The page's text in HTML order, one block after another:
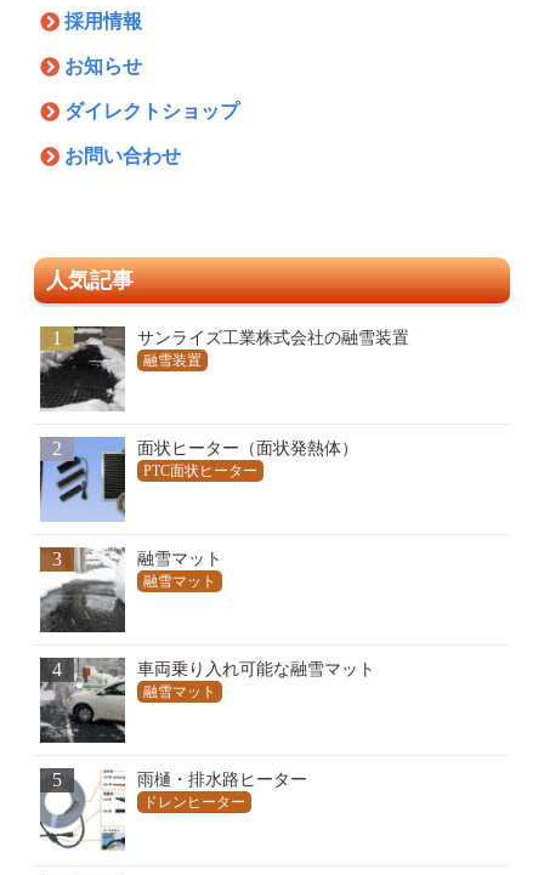
採用情報
お知らせ
ダイレクトショップ
お問い合わせ
人気記事
1 サンライズ工業株式会社の融雪装置
融雪装置
2 面状ヒーター（面状発熱体）
PTC面状ヒーター
3 融雪マット
融雪マット
4 車両乗り入れ可能な融雪マット
融雪マット
5 雨樋・排水路ヒーター
ドレンヒーター